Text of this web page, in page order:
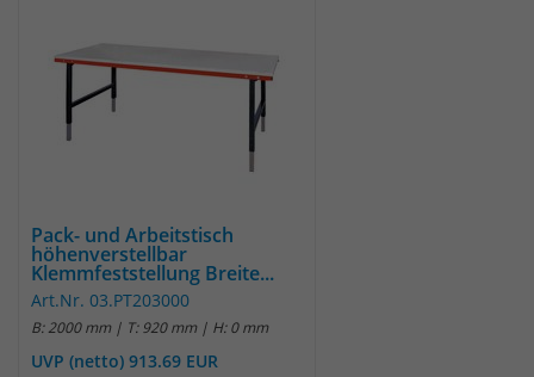
Pack- und Arbeitstisch
höhenverstellbar
Klemmfeststellung Breite...
Art.Nr. 03.PT203000
B: 2000 mm | T: 920 mm | H: 0 mm
UVP (netto) 913.69 EUR